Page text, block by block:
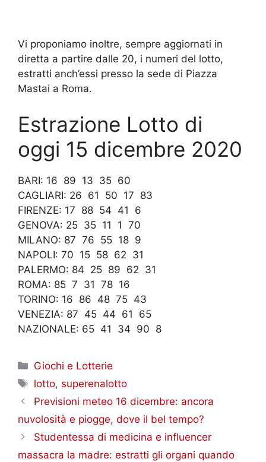
Vi proponiamo inoltre, sempre aggiornati in
diretta a partire dalle 20, i numeri del lotto,
estratti anch’essi presso la sede di Piazza
Mastai a Roma.
Estrazione Lotto di
oggi 15 dicembre 2020
BARI: 16 89 13 35 60
CAGLIARI: 26 61 50 17 83
FIRENZE: 17 88 54 41 6
GENOVA: 25 35 11 1 70
MILANO: 87 76 55 18 9
NAPOLI: 70 15 58 62 31
PALERMO: 84 25 89 62 31
ROMA: 85 7 31 78 16
TORINO: 16 86 48 75 43
VENEZIA: 87 45 44 61 65
NAZIONALE: 65 41 34 90 8
Categorie
Giochi e Lotterie
Tag
lotto, superenalotto
Previsioni meteo 16 dicembre: ancora
nuvolosità e piogge, dove il bel tempo?
Studentessa di medicina e influencer
massacra la madre: estratti gli organi quando